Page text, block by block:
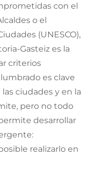
con el
o el
(UNESCO),
Gasteiz es la
criterios
es clave
ciudades y en la
pero no todo
desarrollar
realizarlo en